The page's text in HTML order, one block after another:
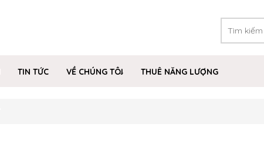
TIN TỨC VỀ CHÚNG TÔI
THUÊ NĂNG LƯỢNG